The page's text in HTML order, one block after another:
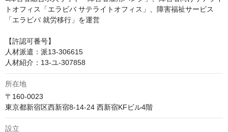
トオフィス「エラビバ サテライトオフィス」、障害福祉サービス
「エラビバ 就労移行」を運営
【許認可番号】
人材派遣：派13-306615
人材紹介：13-ユ-307858
所在地
〒160-0023
東京都新宿区西新宿8-14-24 西新宿KFビル4階
設立